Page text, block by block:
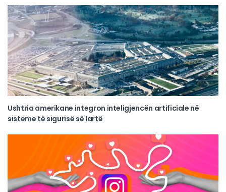
Ushtria amerikane integron inteligjencën artificiale në
sisteme të sigurisë së lartë